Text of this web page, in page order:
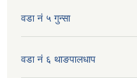
वडा नं ५ गुन्सा
वडा नं ६ थाङपालधाप